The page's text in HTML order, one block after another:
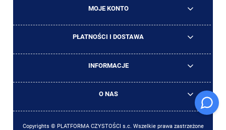
MOJE KONTO
PŁATNOŚCI I DOSTAWA
INFORMACJE
O NAS
Copyrights © PLATFORMA CZYSTOŚCI s.c. Wszelkie prawa zastrzeżone